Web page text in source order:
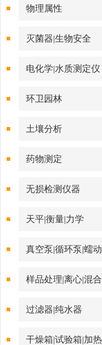
物理属性
灭菌器|生物安全
电化学|水质测定仪
环卫园林
土壤分析
药物测定
无损检测仪器
天平|衡量|力学
真空泵|循环泵|蠕
样品处理|离心|混合
过滤器|纯水器
干燥箱|试验箱|加